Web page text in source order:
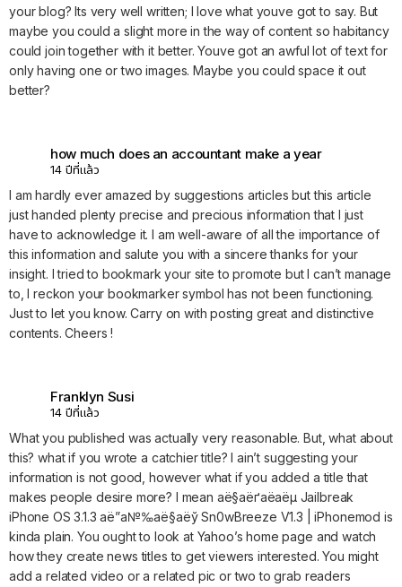
your blog? Its very well written; I love what youve got to say. But
maybe you could a slight more in the way of content so habitancy
could join together with it better. Youve got an awful lot of text for
only having one or two images. Maybe you could space it out
better?
how much does an accountant make a year
14 ปีที่แล้ว
I am hardly ever amazed by suggestions articles but this article
just handed plenty precise and precious information that I just
have to acknowledge it. I am well-aware of all the importance of
this information and salute you with a sincere thanks for your
insight. I tried to bookmark your site to promote but I can’t manage
to, I reckon your bookmarker symbol has not been functioning.
Just to let you know. Carry on with posting great and distinctive
contents. Cheers !
Franklyn Susi
14 ปีที่แล้ว
What you published was actually very reasonable. But, what about
this? what if you wrote a catchier title? I ain’t suggesting your
information is not good, however what if you added a title that
makes people desire more? I mean аё§аёґаёаёµ Jailbreak
iPhone OS 3.1.3 аё”а№‰аё§аёў Sn0wBreeze V1.3 | iPhonemod is
kinda plain. You ought to look at Yahoo’s home page and watch
how they create news titles to get viewers interested. You might
add a related video or a related pic or two to grab readers